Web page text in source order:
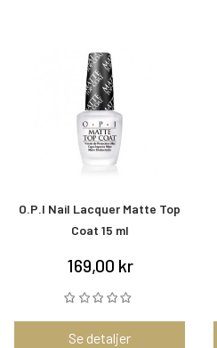
O.P.I Nail Lacquer Matte Top
Coat 15 ml
169,00 kr
Se detaljer